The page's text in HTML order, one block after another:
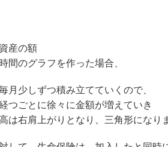
産の額
間のグラフを作った場合、
月少しずつ積み立てていくので、
つごとに徐々に金額が増えていき
は右肩上がりとなり、三角形になり